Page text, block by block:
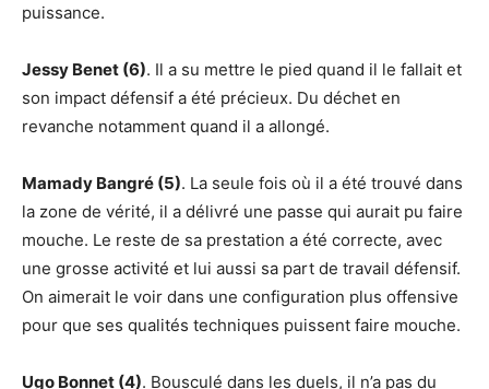
puissance.
Jessy Benet (6). Il a su mettre le pied quand il le fallait et
son impact défensif a été précieux. Du déchet en
revanche notamment quand il a allongé.
Mamady Bangré (5). La seule fois où il a été trouvé dans
la zone de vérité, il a délivré une passe qui aurait pu faire
mouche. Le reste de sa prestation a été correcte, avec
une grosse activité et lui aussi sa part de travail défensif.
On aimerait le voir dans une configuration plus offensive
pour que ses qualités techniques puissent faire mouche.
Ugo Bonnet (4). Bousculé dans les duels, il n’a pas du